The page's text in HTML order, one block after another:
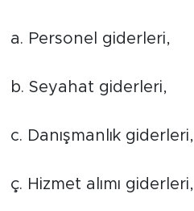
a. Personel giderleri,
b. Seyahat giderleri,
c. Danışmanlık giderleri,
ç. Hizmet alımı giderleri,